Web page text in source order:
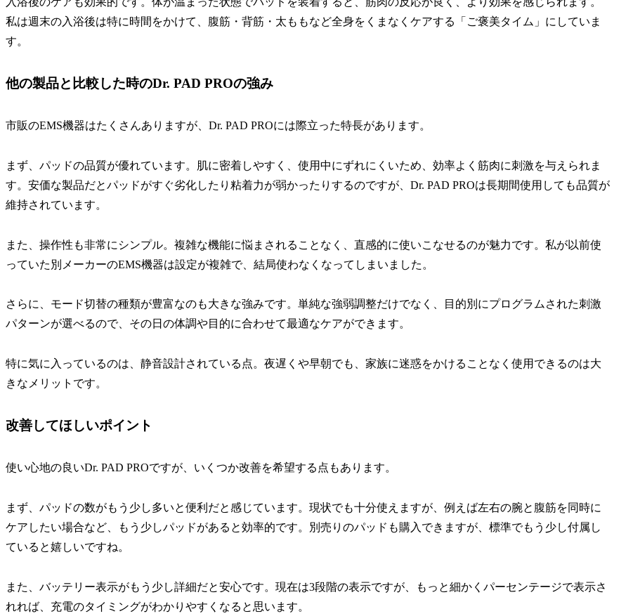
私は週末の入浴後は特に時間をかけて、腹筋・背筋・太ももなど全身をくまなくケアする「ご褒美タイム」にしていま
す。
他の製品と比較した時のDr. PAD PROの強み
市販のEMS機器はたくさんありますが、Dr. PAD PROには際立った特長があります。
まず、パッドの品質が優れています。肌に密着しやすく、使用中にずれにくいため、効率よく筋肉に刺激を与えられま
す。安価な製品だとパッドがすぐ劣化したり粘着力が弱かったりするのですが、Dr. PAD PROは長期間使用しても品質が
維持されています。
また、操作性も非常にシンプル。複雑な機能に悩まされることなく、直感的に使いこなせるのが魅力です。私が以前使
っていた別メーカーのEMS機器は設定が複雑で、結局使わなくなってしまいました。
さらに、モード切替の種類が豊富なのも大きな強みです。単純な強弱調整だけでなく、目的別にプログラムされた刺激
パターンが選べるので、その日の体調や目的に合わせて最適なケアができます。
特に気に入っているのは、静音設計されている点。夜遅くや早朝でも、家族に迷惑をかけることなく使用できるのは大
きなメリットです。
改善してほしいポイント
使い心地の良いDr. PAD PROですが、いくつか改善を希望する点もあります。
まず、パッドの数がもう少し多いと便利だと感じています。現状でも十分使えますが、例えば左右の腕と腹筋を同時に
ケアしたい場合など、もう少しパッドがあると効率的です。別売りのパッドも購入できますが、標準でもう少し付属し
ていると嬉しいですね。
また、バッテリー表示がもう少し詳細だと安心です。現在は3段階の表示ですが、もっと細かくパーセンテージで表示さ
れれば、充電のタイミングがわかりやすくなると思います。